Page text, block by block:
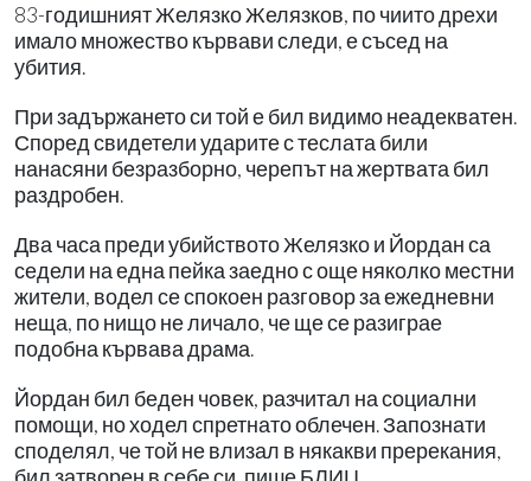
83-годишният Желязко Желязков, по чиито дрехи
имало множество кървави следи, е съсед на
убития.
При задържането си той е бил видимо неадекватен.
Според свидетели ударите с теслата били
нанасяни безразборно, черепът на жертвата бил
раздробен.
Два часа преди убийството Желязко и Йордан са
седели на една пейка заедно с още няколко местни
жители, водел се спокоен разговор за ежедневни
неща, по нищо не личало, че ще се разиграе
подобна кървава драма.
Йордан бил беден човек, разчитал на социални
помощи, но ходел спретнато облечен. Запознати
споделял, че той не влизал в някакви пререкания,